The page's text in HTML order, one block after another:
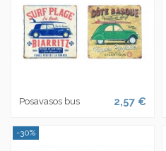
Posavasos bus 2,57 €
-30%